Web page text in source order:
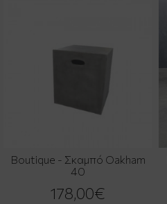
Boutique - Σκαμπό Oakham
40
178,00€